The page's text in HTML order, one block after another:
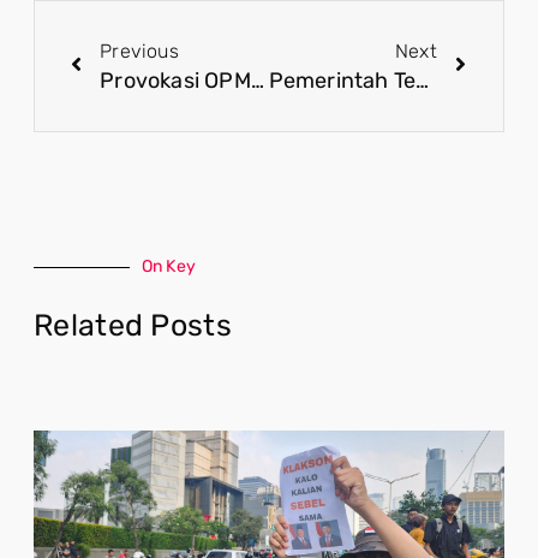
Previous
Provokasi OPM Terbantahkan, Apkam Tegaskan Jamin Papua Aman
Next
Pemerintah Tegas Lindungi Raja Ampat, Masyarakat Jangan Terprovokasi Isu Sesat Tambang
On Key
Related Posts